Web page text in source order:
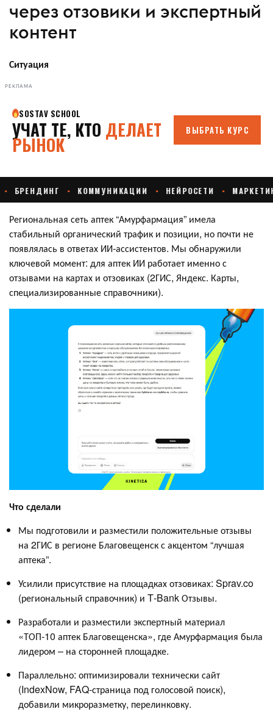
через отзовики и экспертный
контент
Ситуация
РЕКЛАМА
Региональная сеть аптек “Амурфармация” имела
стабильный органический трафик и позиции, но почти не
появлялась в ответах ИИ‑ассистентов. Мы обнаружили
ключевой момент: для аптек ИИ работает именно с
отзывами на картах и отзовиках (2ГИС, Яндекс. Карты,
специализированные справочники).
Что сделали
Мы подготовили и разместили положительные отзывы
на 2ГИС в регионе Благовещенск с акцентом “лучшая
аптека”.
Усилили присутствие на площадках­ отзовиках: Sprav.co
(региональный справочник) и T‑Bank Отзывы.
Разработали и разместили экспертный материал
«ТОП‑10 аптек Благовещенска», где Амурфармация была
лидером – на сторонней площадке.
Параллельно: оптимизировали технически сайт
(IndexNow, FAQ‑страница под голосовой поиск),
добавили микроразметку, перелинковку.